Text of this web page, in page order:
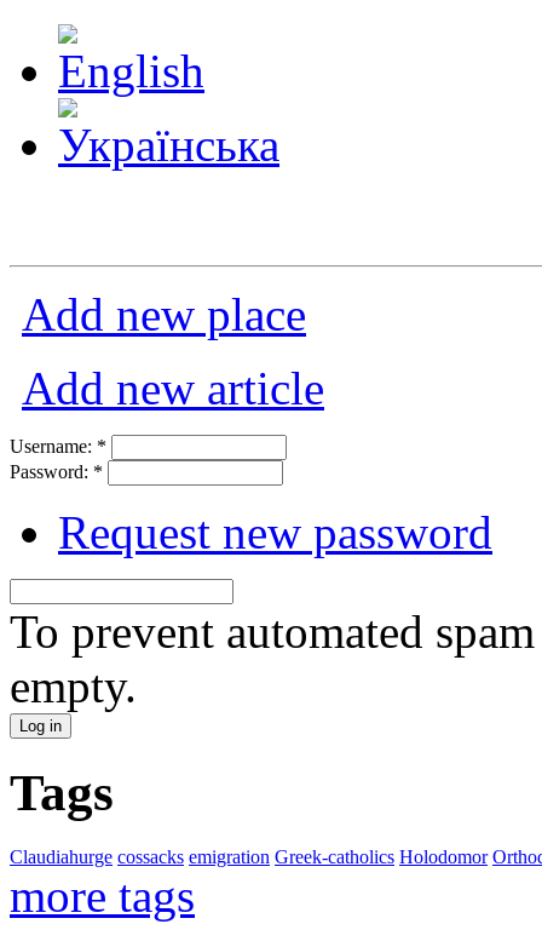
Add new place
Add new article
Username: *
Password: *
Request new password
To prevent automated
empty.
Tags
Claudiahurge cossacks emigration Greek-catholics Holodomor
more tags